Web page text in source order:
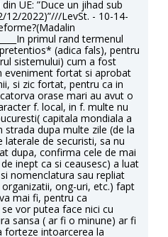
UE: ”Duce un jihad sub
2022)”///LevSt. - 10-14-
primul rand termenul
(adica fals), pentru
sistemului) cum a fost
eveniment fortat si aprobat
si zic fortat, pentru ca in
orase mari au avut o
f. local, in f. multe nu
capitala mondiala a
dupa multe zile (de la
laterale de securisti, sa nu
dupa, confirma cele de mai
inept ca si ceausesc) a luat
nomenclatura sau repliat
ong-uri, etc.) fapt
mai fi, pentru ca
vor putea face nici cu
sansa ( ar fi o minune) ar fi
forteze intoarcerea la